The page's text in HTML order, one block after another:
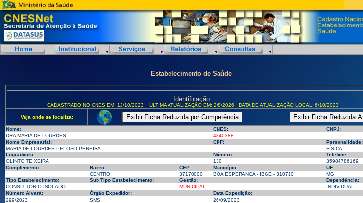
Estabelecimento de Saúde
Identificação
CADASTRADO NO CNES EM: 12/10/2023 ULTIMA ATUALIZAÇÃO EM: 2/8/2026 DATA DE ATUALIZAÇÃO LOCAL: 6/10/2023
Veja onde se localiza:
Nome: CNES:
CNPJ:
DRA MARIA DE LOURDES
4340388
Nome Empresarial:
CPF:
Personalidade:
MARIA DE LOURDES PELOSO PEREIRA
--
FÍSICA
Logradouro:
Número:
Telefone:
OLINTO TEIXEIRA
130
35984786169
Complemento:
Bairro: CEP: Município:
UF:
CENTRO
37170000 BOA ESPERANCA - IBGE - 310710
MG
Tipo Estabelecimento:
Sub Tipo Estabelecimento: Gestão:
Dependência:
CONSULTORIO ISOLADO
MUNICIPAL
INDIVIDUAL
Número Alvará:
Órgão Expedidor:
Data Expedição:
299/2023
SMS
26/09/2023